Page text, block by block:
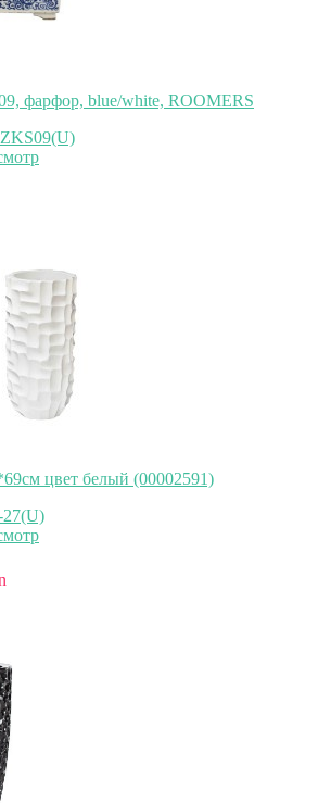
фарфор, blue/white, ROOMERS
цвет белый (00002591)
27(U)